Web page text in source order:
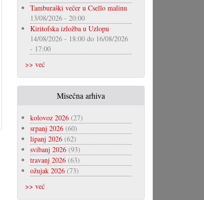
Tamburaški večer u Csello malinu
13/08/2026 - 20:00
Kiritofska izložba u Uzlopu
14/08/2026 - 18:00do 16/08/2026
- 17:00
>> već
Misečna arhiva
kolovoz 2026(27)
srpanj 2026(60)
lipanj 2026(62)
svibanj 2026(93)
travanj 2026(63)
ožujak 2026(73)
>> već